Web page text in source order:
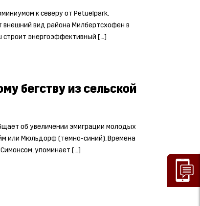
к северу от Petuelpark.
вид района Милбертсхофен в
строит энергоэффективный […]
бегству из сельской
об увеличении эмиграции молодых
или Мюльдорф (темно-синий). Времена
упоминает […]